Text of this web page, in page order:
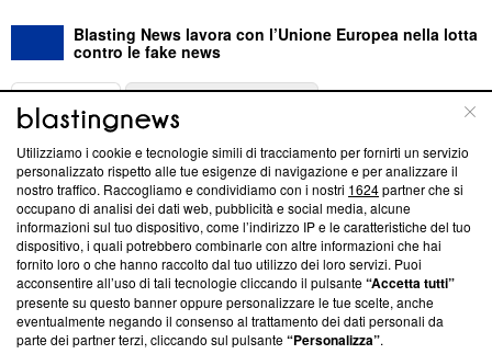
Blasting News lavora con l’Unione Europea nella lotta
contro le fake news
ABOUT
Questa sezione offre informazioni trasparenti su Blasting
News, sui nostri processi editoriali e su come ci impegniamo a
creare news di qualità. Inoltre, afferma la nostra aderenza a
‘Trust Project - News with Integrity’Blasting News non è
ancora membro del programma, ma ha richiesto di farne
parte; Trust Project non ha ancora effettuato una verifica di
conformità agli standard.
Su di noi
Utilizziamo i cookie e tecnologie simili di tracciamento per fornirti un servizio
personalizzato rispetto alle tue esigenze di navigazione e per analizzare il
nostro traffico. Raccogliamo e condividiamo con i nostri 1624partner che si
occupano di analisi dei dati web, pubblicità e social media, alcune
informazioni sul tuo dispositivo, come l’indirizzo IP e le caratteristiche del tuo
dispositivo, i quali potrebbero combinarle con altre informazioni che hai
fornito loro o che hanno raccolto dal tuo utilizzo dei loro servizi. Puoi
acconsentire all’uso di tali tecnologie cliccando il pulsante“Accetta tutti”
presente su questo banner oppure personalizzare le tue scelte, anche
eventualmente negando il consenso al trattamento dei dati personali da
parte dei partner terzi, cliccando sul pulsante“Personalizza”.